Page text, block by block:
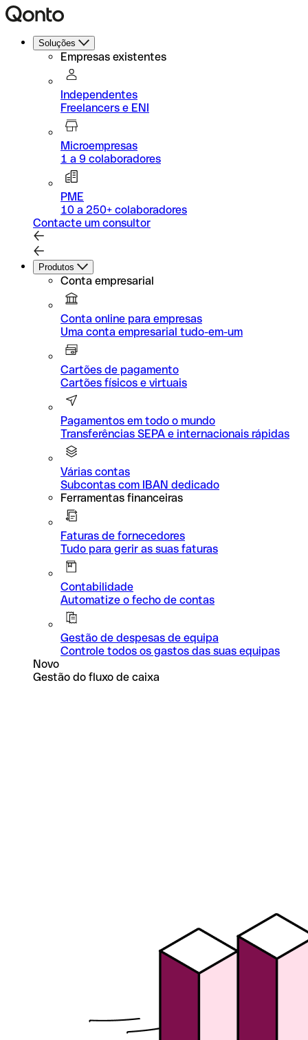
Soluções
Empresas existentes
Independentes
Freelancers e ENI
Microempresas
1 a 9 colaboradores
PME
10 a 250+ colaboradores
Contacte um consultor
Produtos
Conta empresarial
Conta online para empresas
Uma conta empresarial tudo-em-um
Cartões de pagamento
Cartões físicos e virtuais
Pagamentos em todo o mundo
Transferências SEPA e internacionais rápidas
Várias contas
Subcontas com IBAN dedicado
Ferramentas financeiras
Faturas de fornecedores
Tudo para gerir as suas faturas
Contabilidade
Automatize o fecho de contas
Gestão de despesas de equipa
Controle todos os gastos das suas equipas
Novo
Gestão do fluxo de caixa